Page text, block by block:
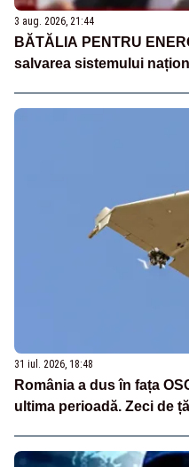
3 aug. 2026, 21:44
BĂTĂLIA PENTRU
salvarea sistemului
31 iul. 2026, 18:48
România a dus în fața
ultima perioadă. Zeci de